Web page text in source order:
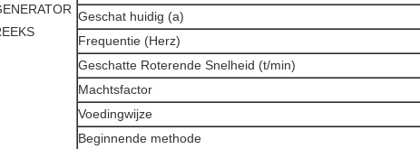
Geschat huidig (a)
Frequentie (Herz)
Geschatte Roterende Snelheid (t/min)
Machtsfactor
Voedingwijze
Beginnende methode